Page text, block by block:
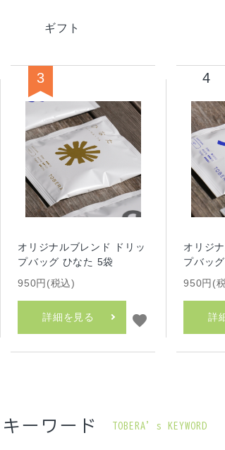
ギフト
オリジナルブレンド ドリッ
プバッグ ひなた 5袋
950円(税込)
詳細を見る favorite
オリジ
プバッ
950円(
詳
キーワード TOBERA’s KEYWORD